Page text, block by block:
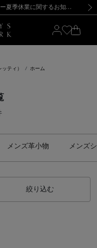
新規登録のお客様も対象！＜MY BARNEYS＞会員のお客様は11,000円（税込）以上のお買上げで常時送料無料！お買い物の際は会員登録を！
知らせ】(2026.8.7) 【オンラインストア カスタマーセンター夏季休業に関するお知らせ】（2026.8.7）
【夏季休業に伴う返品・交換承り一時停止のお知らせ】（2026.8.5）
お荷物のお届けについて
案内・ご注意事項 新規登録のお客様も対象！＜MY BARNEYS＞会員のお客様は11,000円（税込）以上のお買上げで常時送料無料！お買い物の際は会員登録を！
知らせ】(2026.8.7)
ッティ） ホーム
メンズ革小物 メンズ
絞り込む